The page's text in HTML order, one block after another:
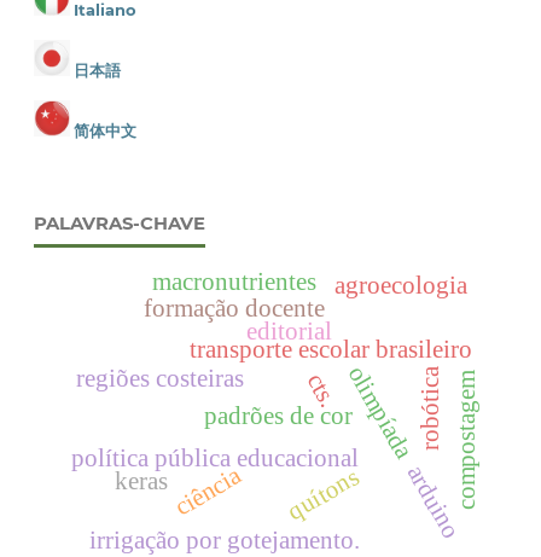
Italiano
日本語
简体中文
PALAVRAS-CHAVE
editorial
olimpíada
política pública educacional
transporte escolar brasileiro
padrões de cor
quítons
regiões costeiras robótica
keras
formação docente
irrigação por gotejamento.
cts.
agroecologia
compostagem
ciência
macronutrientes
arduino